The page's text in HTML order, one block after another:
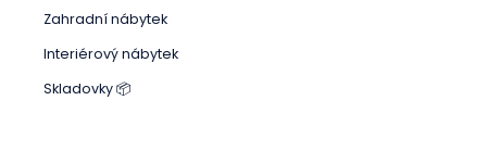
Zahradní nábytek
Interiérový nábytek
Skladovky 📦